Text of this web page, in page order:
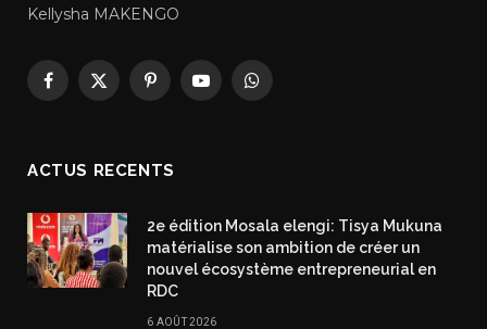
Kellysha MAKENGO
Facebook
X
PinterestYouTubeWhatsApp
ACTUS RECENTS
2e édition Mosala elengi: Tisya Mukuna
matérialise son ambition de créer un
nouvel écosystème entrepreneurial en
RDC
6 AOÛT 2026